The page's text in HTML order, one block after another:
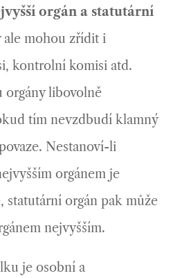
orgán a statutární
ale mohou zřídit i
kontrolní komisi atd.
orgány libovolně
tím nevzdbudí klamný
Nestanoví-li
orgánem je
statutární orgán pak může
nejvyšším.
je osobní a